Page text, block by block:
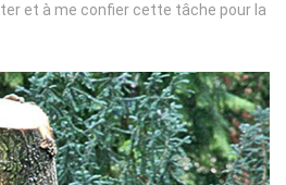
et à me confier cette tâche pour la